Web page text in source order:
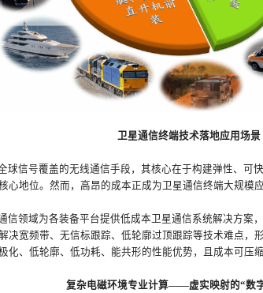
卫星通信终端技术落地应用场景
球信号覆盖的无线通信手段，其核心在于构建弹性、可
地位。然而，高昂的成本正成为卫星通信终端大规模应
信领域为各装备平台提供低成本卫星通信系统解决方案
决宽频带、无信标跟踪、低轮廓过顶跟踪等技术难点，
、低轮廓、低功耗、能共形的性能优势，且成本可压
复杂电磁环境专业计算——虚实映射的“数